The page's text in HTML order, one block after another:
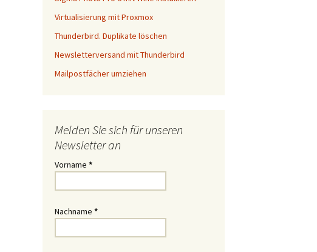
Virtualisierung mit Proxmox
Thunderbird. Duplikate löschen
Newsletterversand mit Thunderbird
Mailpostfächer umziehen
Melden Sie sich für unseren
Newsletter an
Vorname *
Nachname *